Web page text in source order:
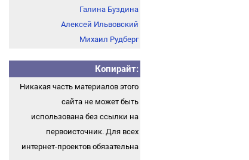
Галина Буздина
Алексей Ильвовский
Михаил Рудберг
Копирайт:
Никакая часть материалов этого
сайта не может быть
использована без ссылки на
первоисточник. Для всех
интернет-проектов обязательна